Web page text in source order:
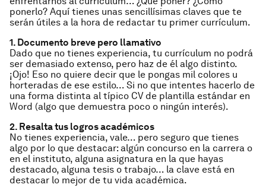
ponerlo? Aquí tienes unas sencillísimas claves que te
serán útiles a la hora de redactar tu primer currículum.
1. Documento breve pero llamativo
Dado que no tienes experiencia, tu currículum no podrá
ser demasiado extenso, pero haz de él algo distinto.
¡Ojo! Eso no quiere decir que le pongas mil colores u
horteradas de ese estilo… Si no que intentes hacerlo de
una forma distinta al típico CV de plantilla estándar en
Word (algo que demuestra poco o ningún interés).
2. Resalta tus logros académicos
No tienes experiencia, vale… pero seguro que tienes
algo por lo que destacar: algún concurso en la carrera o
en el instituto, alguna asignatura en la que hayas
destacado, alguna tesis o trabajo… la clave está en
destacar lo mejor de tu vida académica.